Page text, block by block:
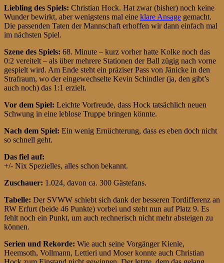
Liebling des Spiels: Christian Hock. Hat zwar (bisher) noch keine
Wunder bewirkt, aber wenigstens mal eine klare Ansage gemacht.
Die passenden Taten der Mannschaft erhoffen wir dann einfach mal
im nächsten Spiel.
Szene des Spiels: 68. Minute – kurz vorher hatte Kolke noch das
0:2 vereitelt – als über mehrere Stationen der Ball zügig nach vorne
gespielt wird. Am Ende steht ein präziser Pass von Jänicke in den
Strafraum, wo der eingewechselte Kevin Schindler (ja, den gibt’s
auch noch) das 1:1 erzielt.
Vor dem Spiel: Leichte Vorfreude, dass Hock tatsächlich neuen
Schwung in eine leblose Truppe bringen könnte.
Nach dem Spiel: Ein wenig Ernüchterung, dass es eben doch nicht
so schnell geht.
Das fiel auf:
+/- Nix Spezielles, alles schon bekannt.
Zuschauer: 1.024, davon ca. 300 Gästefans.
Tabelle: Der SVWW schiebt sich dank der besseren Tordifferenz an
RW Erfurt (beide 46 Punkte) vorbei und steht nun auf Platz 9. Es
fehlt noch ein Punkt, um auch rechnerisch nicht mehr absteigen zu
können.
Serien und Rekorde: Wie auch seine Vorgänger Kienle,
Heemsoth, Vollmann, Lettieri und Moser konnte auch Christian